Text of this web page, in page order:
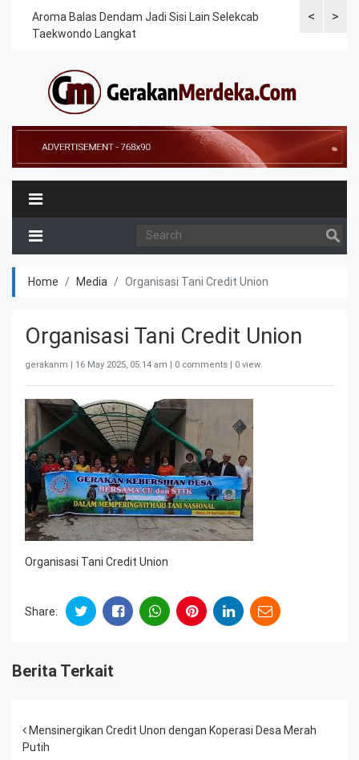
<
Aroma Balas Dendam Jadi Sisi Lain Selekcab
Taekwondo Langkat
>
Home Media Organisasi Tani Credit Union
Organisasi Tani Credit Union
gerakanm | 16 May 2025, 05:14 am | 0 comments | 0 view
Organisasi Tani Credit Union
Share:
Berita Terkait
Post navigation
Mensinergikan Credit Unon dengan Koperasi Desa Merah
Putih